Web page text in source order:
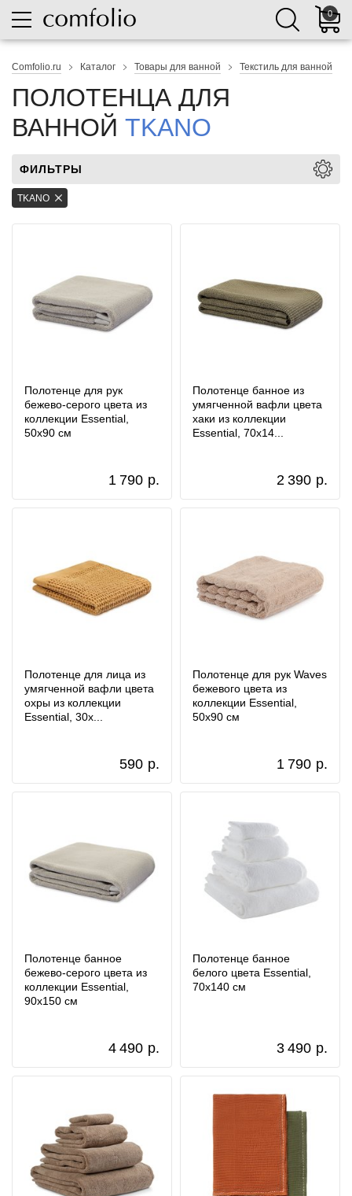
0
Comfolio.ru Каталог Товары для ванной Текстиль для ванной
ПОЛОТЕНЦА ДЛЯ
ВАННОЙ TKANO
ФИЛЬТРЫ
TKANO
Полотенце для рук
бежево-серого цвета из
коллекции Essential,
50х90 см
1 790 р.
Полотенце банное из
умягченной вафли цвета
хаки из коллекции
Essential, 70x14...
2 390 р.
Полотенце для лица из
умягченной вафли цвета
охры из коллекции
Essential, 30x...
590 р.
Полотенце для рук Waves
бежевого цвета из
коллекции Essential,
50х90 см
1 790 р.
Полотенце банное
бежево-серого цвета из
коллекции Essential,
90х150 см
4 490 р.
Полотенце банное
белого цвета Essential,
70х140 см
3 490 р.